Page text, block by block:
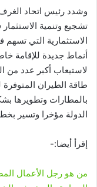
وشدد رئيس اتحاد
تشجيع وتنمية
الاستثمارية التي
أنماط جديدة للإقامة
لاستيعاب أكبر عدد من
طاقة الطيران
بالمطارات وتطويرها
الدولة مؤخرا وتسير
إقرأ أيضا:-
من هو رجل الأعمال